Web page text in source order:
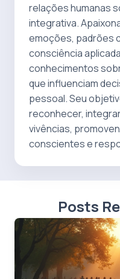
relações humanas
integrativa.
emoções, padrões
consciência
conhecimentos
que influenciam
pessoal. Seu
reconhecer,
vivências,
conscientes e
Posts